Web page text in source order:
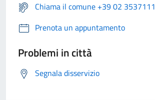
Chiama il comune +39 02 3537111
Prenota un appuntamento
Problemi in città
Segnala disservizio